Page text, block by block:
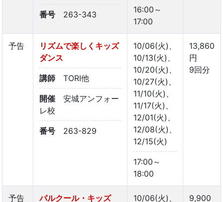
番号 263-343
16:00～
17:00
予告
リズムで楽しくキッズ
ダンス
講師 TORI他
開催
安城アンフォー
レ校
番号 263-829
10/06(火)、
10/13(火)、
10/20(火)、
10/27(火)、
11/10(火)、
11/17(火)、
12/01(火)、
12/08(火)、
12/15(火)
17:00～
18:00
13,860
円
9回分
予告
パルクール・キッズ
10/06(火)、
9,900